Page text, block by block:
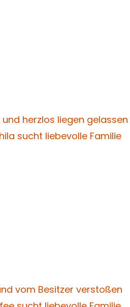
herzlos liegen gelassen
sucht liebevolle Familie
vom Besitzer verstoßen